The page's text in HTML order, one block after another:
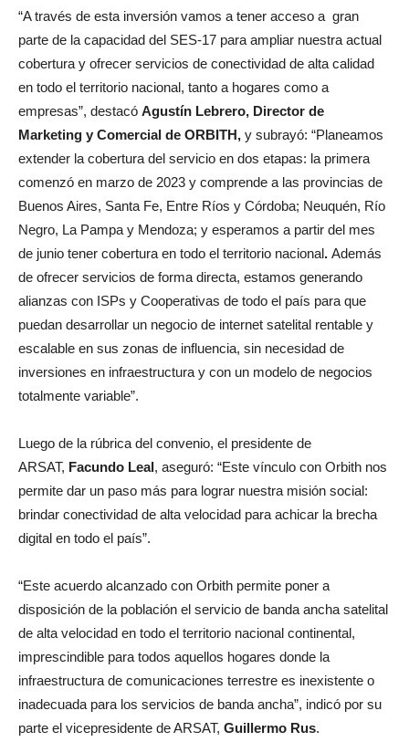
“A través de esta inversión vamos a tener acceso a gran
parte de la capacidad del SES-17 para ampliar nuestra actual
cobertura y ofrecer servicios de conectividad de alta calidad
en todo el territorio nacional, tanto a hogares como a
empresas”, destacó Agustín Lebrero, Director de
Marketing y Comercial de ORBITH, y subrayó: “Planeamos
extender la cobertura del servicio en dos etapas: la primera
comenzó en marzo de 2023 y comprende a las provincias de
Buenos Aires, Santa Fe, Entre Ríos y Córdoba; Neuquén, Río
Negro, La Pampa y Mendoza; y esperamos a partir del mes
de junio tener cobertura en todo el territorio nacional. Además
de ofrecer servicios de forma directa, estamos generando
alianzas con ISPs y Cooperativas de todo el país para que
puedan desarrollar un negocio de internet satelital rentable y
escalable en sus zonas de influencia, sin necesidad de
inversiones en infraestructura y con un modelo de negocios
totalmente variable”.
Luego de la rúbrica del convenio, el presidente de
ARSAT, Facundo Leal, aseguró: “Este vínculo con Orbith nos
permite dar un paso más para lograr nuestra misión social:
brindar conectividad de alta velocidad para achicar la brecha
digital en todo el país”.
“Este acuerdo alcanzado con Orbith permite poner a
disposición de la población el servicio de banda ancha satelital
de alta velocidad en todo el territorio nacional continental,
imprescindible para todos aquellos hogares donde la
infraestructura de comunicaciones terrestre es inexistente o
inadecuada para los servicios de banda ancha”, indicó por su
parte el vicepresidente de ARSAT, Guillermo Rus.